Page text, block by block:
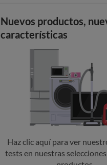
Nuevos productos,
características
Haz clic aquí para ver
tests en nuestras